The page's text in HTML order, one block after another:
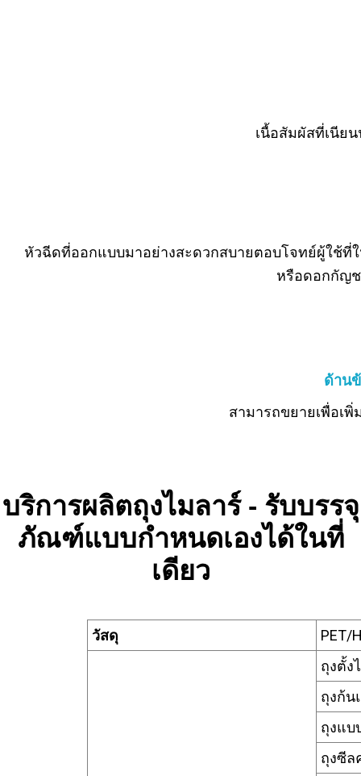
เนื้อสัมผัสที่เนีย
หัวฉีดที่ออกแบบมาอย่างสะดวกสบายตอบโจทย์ผู้ใช้ที่
หรือดอกกัญช
ด้าน
สามารถขยายเพื่อเ
บริการผลิตถุงไมลาร์ - รับบรรจุ
ภัณฑ์แบบกำหนดเองได้ในที่
เดียว
วัสดุ PET/
ถุงตั้ง
ถุงก้น
ถุงแบ
ถุงซีล